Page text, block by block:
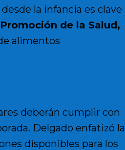
la infancia es clave
de la Salud,
alimentos
deberán cumplir con
Delgado enfatizó la
disponibles para los